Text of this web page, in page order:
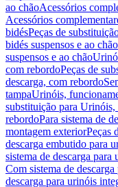
ao chãoAcessórios
Acessórios
bidésPeças de
bidés suspensos e ao chão
suspensos e ao chão
com rebordoPeças de
descarga, com rebordo
tampaUrinóis,
substituição para
rebordoPara sistema de
montagem exteriorPeças
descarga embutido para
sistema de descarga
Com sistema de
descarga para urinóis